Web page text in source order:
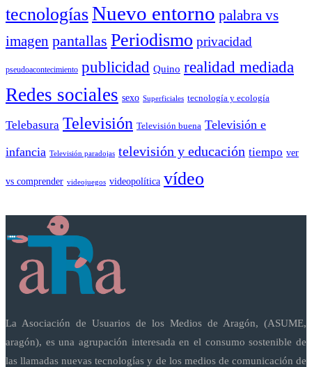
tecnologíasNuevo entorno palabra vs
imagen pantallas Periodismo privacidad
pseudoacontecimiento publicidad Quino realidad mediada
Redes sociales sexo Superficiales tecnología y ecología
Telebasura Televisión Televisión buena Televisión e
infancia Televisión paradojas televisión y educación tiempo ver
vs comprender videojuegos videopolítica vídeo
La Asociación de Usuarios de los Medios de Aragón, (ASUME,
aragón), es una agrupación interesada en el consumo sostenible de
las llamadas nuevas tecnologías y de los medios de comunicación de